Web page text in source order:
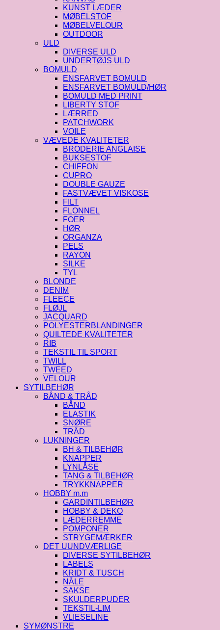
KUNST LÆDER
MØBELSTOF
MØBELVELOUR
OUTDOOR
ULD
DIVERSE ULD
UNDERTØJS ULD
BOMULD
ENSFARVET BOMULD
ENSFARVET BOMULD/HØR
BOMULD MED PRINT
LIBERTY STOF
LÆRRED
PATCHWORK
VOILE
VÆVEDE KVALITETER
BRODERIE ANGLAISE
BUKSESTOF
CHIFFON
CUPRO
DOUBLE GAUZE
FASTVÆVET VISKOSE
FILT
FLONNEL
FOER
HØR
ORGANZA
PELS
RAYON
SILKE
TYL
BLONDE
DENIM
FLEECE
FLØJL
JACQUARD
POLYESTERBLANDINGER
QUILTEDE KVALITETER
RIB
TEKSTIL TIL SPORT
TWILL
TWEED
VELOUR
SYTILBEHØR
BÅND & TRÅD
BÅND
ELASTIK
SNØRE
TRÅD
LUKNINGER
BH & TILBEHØR
KNAPPER
LYNLÅSE
TANG & TILBEHØR
TRYKKNAPPER
HOBBY m.m
GARDINTILBEHØR
HOBBY & DEKO
LÆDERREMME
POMPONER
STRYGEMÆRKER
DET UUNDVÆRLIGE
DIVERSE SYTILBEHØR
LABELS
KRIDT & TUSCH
NÅLE
SAKSE
SKULDERPUDER
TEKSTIL-LIM
VLIESELINE
SYMØNSTRE